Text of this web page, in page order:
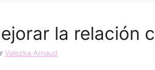
la relación
Valezka Arnaud